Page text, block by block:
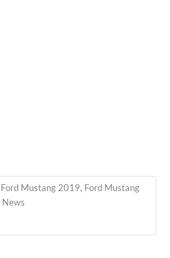
Ford Mustang 2019, Ford Mustang
News